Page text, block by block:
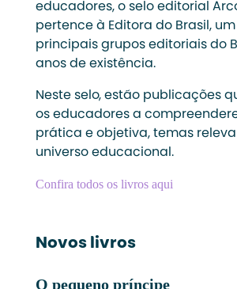
educadores, o selo editorial
pertence à Editora do Brasil,
principais grupos editoriais do
anos de existência.
Neste selo, estão publicações
os educadores a
prática e objetiva, temas
universo educacional.
Confira todos os livros aqui
Novos livros
O pequeno príncipe